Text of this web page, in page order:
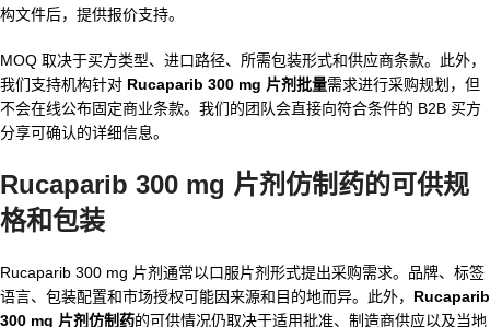
构文件后，提供报价支持。
MOQ 取决于买方类型、进口路径、所需包装形式和供应商条款。此外，
我们支持机构针对 Rucaparib 300 mg 片剂批量需求进行采购规划，但
不会在线公布固定商业条款。我们的团队会直接向符合条件的 B2B 买方
分享可确认的详细信息。
Rucaparib 300 mg 片剂仿制药的可供规
格和包装
Rucaparib 300 mg 片剂通常以口服片剂形式提出采购需求。品牌、标签
语言、包装配置和市场授权可能因来源和目的地而异。此外， Rucaparib
300 mg 片剂仿制药的可供情况仍取决于适用批准、制造商供应以及当地